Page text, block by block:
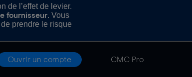
de l’effet de levier.
fournisseur. Vous
prendre le risque
Ouvrir un compte CMC Pro